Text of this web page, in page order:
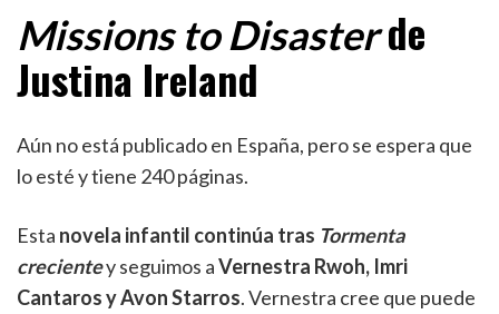
Missions to Disaster de
Justina Ireland
Aún no está publicado en España, pero se espera que
lo esté y tiene 240 páginas.
Esta novela infantil continúa tras Tormenta
crecientey seguimos aVernestra Rwoh, Imri
Cantaros y Avon Starros. Vernestra cree que puede